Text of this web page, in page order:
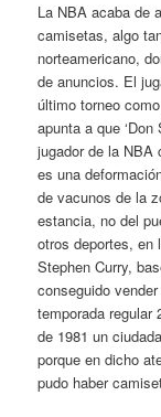
La NBA acaba de
camisetas, algo
norteamericano,
de anuncios. El
último torneo
apunta a que
jugador de la NBA
es una
de vacunos de la
estancia, no del
otros deportes, en
Stephen Curry,
conseguido
temporada regular
de 1981 un
porque en dicho
pudo haber